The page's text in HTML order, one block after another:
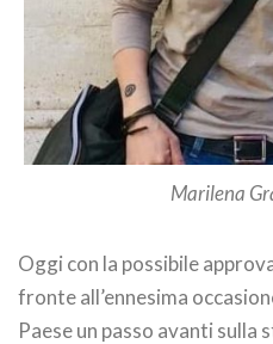
Marilena
Oggi con la possibile
fronte all’ennesima
Paese un passo avanti sulla